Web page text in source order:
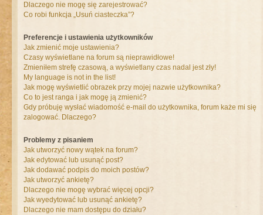
Dlaczego nie mogę się zarejestrować?
Co robi funkcja „Usuń ciasteczka”?
Preferencje i ustawienia użytkowników
Jak zmienić moje ustawienia?
Czasy wyświetlane na forum są nieprawidłowe!
Zmieniłem strefę czasową, a wyświetlany czas nadal jest zły!
My language is not in the list!
Jak mogę wyświetlić obrazek przy mojej nazwie użytkownika?
Co to jest ranga i jak mogę ją zmienić?
Gdy próbuję wysłać wiadomość e-mail do użytkownika, forum każe mi się
zalogować. Dlaczego?
Problemy z pisaniem
Jak utworzyć nowy wątek na forum?
Jak edytować lub usunąć post?
Jak dodawać podpis do moich postów?
Jak utworzyć ankietę?
Dlaczego nie mogę wybrać więcej opcji?
Jak wyedytować lub usunąć ankietę?
Dlaczego nie mam dostępu do działu?